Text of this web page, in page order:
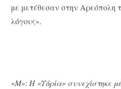
με μετέθεσαν στην Αρεόπολη
λόγους».
«Μ»: Η «Υδρία» συνεχίστηκε